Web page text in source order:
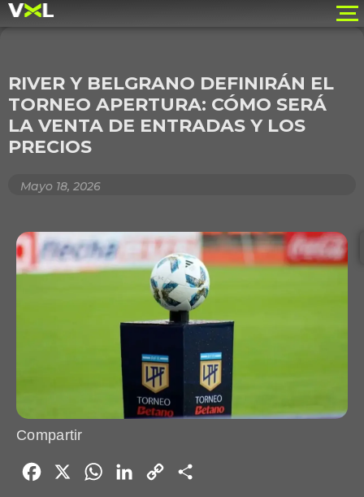
RIVER Y BELGRANO DEFINIRÁN EL
TORNEO APERTURA: CÓMO SERÁ
LA VENTA DE ENTRADAS Y LOS
PRECIOS
Mayo 18, 2026
Compartir
Facebook WhatsAppLinkedIn
Copy